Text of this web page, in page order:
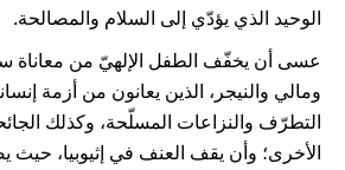
الوحيد الذي يؤدّي إلى السلام والمصالحة.
عسى أن يخفّف الطفل الإلهيّ من معاناة
ومالي والنيجر، الذين يعانون من أزمة
التطرّف والنزاعات المسلّحة، وكذلك
الأخرى؛ وأن يقف العنف في إثيوبيا، حيث